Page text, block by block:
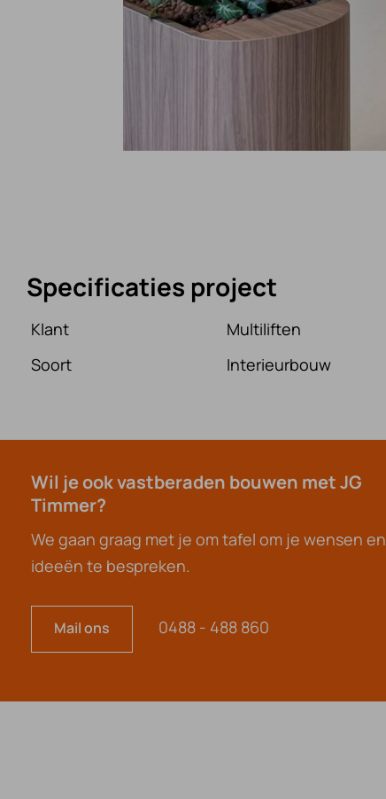
Specificaties project
Klant
Multiliften
Soort
Interieurbouw
Wil je ook vastberaden bouwen met JG
Timmer?
We gaan graag met je om tafel om je wensen en
ideeën te bespreken.
Mail ons 0488 - 488 860